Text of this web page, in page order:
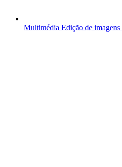
Multimédia Edição de